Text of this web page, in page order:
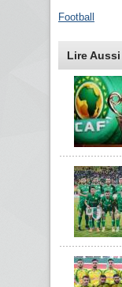
Football
Lire Aussi